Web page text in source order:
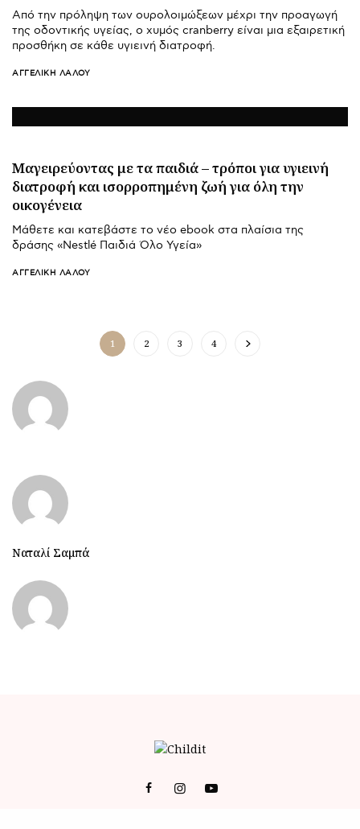
Από την πρόληψη των ουρολοιμώξεων μέχρι την προαγωγή
της οδοντικής υγείας, ο χυμός cranberry είναι μια εξαιρετική
προσθήκη σε κάθε υγιεινή διατροφή.
ΑΓΓΕΛΙΚΉ ΛΆΛΟΥ
Μαγειρεύοντας με τα παιδιά – τρόποι για υγιεινή
διατροφή και ισορροπημένη ζωή για όλη την
οικογένεια
Μάθετε και κατεβάστε το νέο ebook στα πλαίσια της
δράσης «Nestlé Παιδιά Όλο Υγεία»
ΑΓΓΕΛΙΚΉ ΛΆΛΟΥ
1 2 3 4
Ναταλί Σαμπά